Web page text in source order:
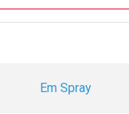
Em Spray